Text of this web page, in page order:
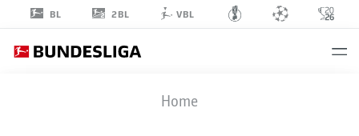
BL 2BL VBL
Home